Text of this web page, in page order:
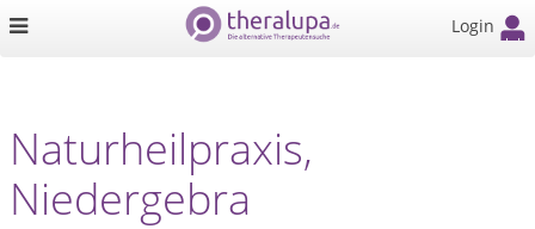
Login
Naturheilpraxis,
Niedergebra